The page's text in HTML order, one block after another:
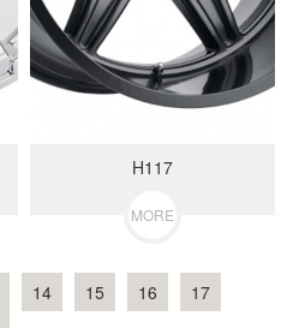
H117
MORE
14 15 16
17